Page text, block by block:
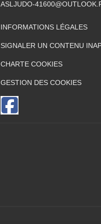
ASLJUDO-
INFORMATIONS LÉGALES
SIGNALER UN CONTENU
CHARTE COOKIES
GESTION DES COOKIES